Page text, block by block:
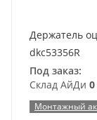
Держатель
dkc53356R
Под заказ:
Склад АйДи
Монтажный